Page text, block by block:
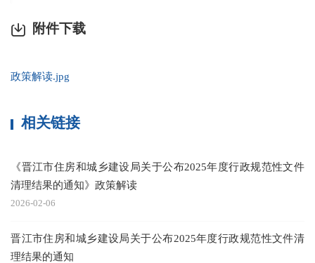
附件下载
政策解读.jpg
相关链接
《晋江市住房和城乡建设局关于公布2025年度行政规范性文件
清理结果的通知》政策解读
2026-02-06
晋江市住房和城乡建设局关于公布2025年度行政规范性文件清
理结果的通知